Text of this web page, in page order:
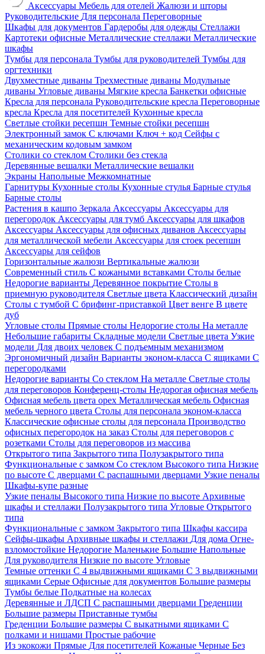
Аксессуары Мебель для отелей Жалюзи и шторы
Руководительские Для персонала Переговорные
Шкафы для документов Гардеробы для одежды Стеллажи
Картотеки офисные Металлические стеллажи Металлические
шкафы
Тумбы для персонала Тумбы для руководителей Тумбы для
оргтехники
Двухместные диваны Трехместные диваны Модульные
диваны Угловые диваны Мягкие кресла Банкетки офисные
Кресла для персонала Руководительские кресла Переговорные
кресла Кресла для посетителей Кухонные кресла
Светлые стойки ресепшн Темные стойки ресепшн
Электронный замок С ключами Ключ + код Сейфы с
механическим кодовым замком
Столики со стеклом Столики без стекла
Деревянные вешалки Металлические вешалки
Экраны Напольные Межкомнатные
Гарнитуры Кухонные столы Кухонные стулья Барные стулья
Барные столы
Растения в кашпо Зеркала Аксессуары Аксессуары для
перегородок Аксессуары для тумб Аксессуары для шкафов
Аксессуары Аксессуары для офисных диванов Аксессуары
для металлической мебели Аксессуары для стоек ресепшн
Аксессуары для сейфов
Горизонтальные жалюзи Вертикальные жалюзи
Современный стиль С кожаными вставками Столы белые
Недорогие варианты Деревянное покрытие Столы в
приемную руководителя Светлые цвета Классический дизайн
Столы с тумбой С брифинг-приставкой Цвет венге В цвете
дуб
Угловые столы Прямые столы Недорогие столы На металле
Небольшие габариты Складные модели Светлые цвета Узкие
модели Для двоих человек С подъемным механизмом
Эргономичный дизайн Варианты эконом-класса С ящиками С
перегородками
Недорогие варианты Со стеклом На металле Светлые столы
для переговоров Конференц-столы Недорогая офисная мебель
Офисная мебель цвета орех Металлическая мебель Офисная
мебель черного цвета Столы для персонала эконом-класса
Классические офисные столы для персонала Производство
офисных перегородок на заказ Столы для переговоров с
розетками Столы для переговоров из массива
Открытого типа Закрытого типа Полузакрытого типа
Функциональные с замком Со стеклом Высокого типа Низкие
по высоте С дверцами С распашными дверцами Узкие пеналы
Шкафы-купе разные
Узкие пеналы Высокого типа Низкие по высоте Архивные
шкафы и стеллажи Полузакрытого типа Угловые Открытого
типа
Функциональные с замком Закрытого типа Шкафы кассира
Сейфы-шкафы Архивные шкафы и стеллажи Для дома Огне-
взломостойкие Недорогие Маленькие Большие Напольные
Для руководителя Низкие по высоте Угловые
Темные оттенки С 4 выдвижными ящиками С 3 выдвижными
ящиками Серые Офисные для документов Большие размеры
Тумбы белые Подкатные на колесах
Деревянные и ЛДСП С распашными дверцами Греденции
Большие размеры Приставные тумбы
Греденции Большие размеры С выкатными ящиками С
полками и нишами Простые рабочие
Из экокожи Прямые Для посетителей Кожаные Черные Без